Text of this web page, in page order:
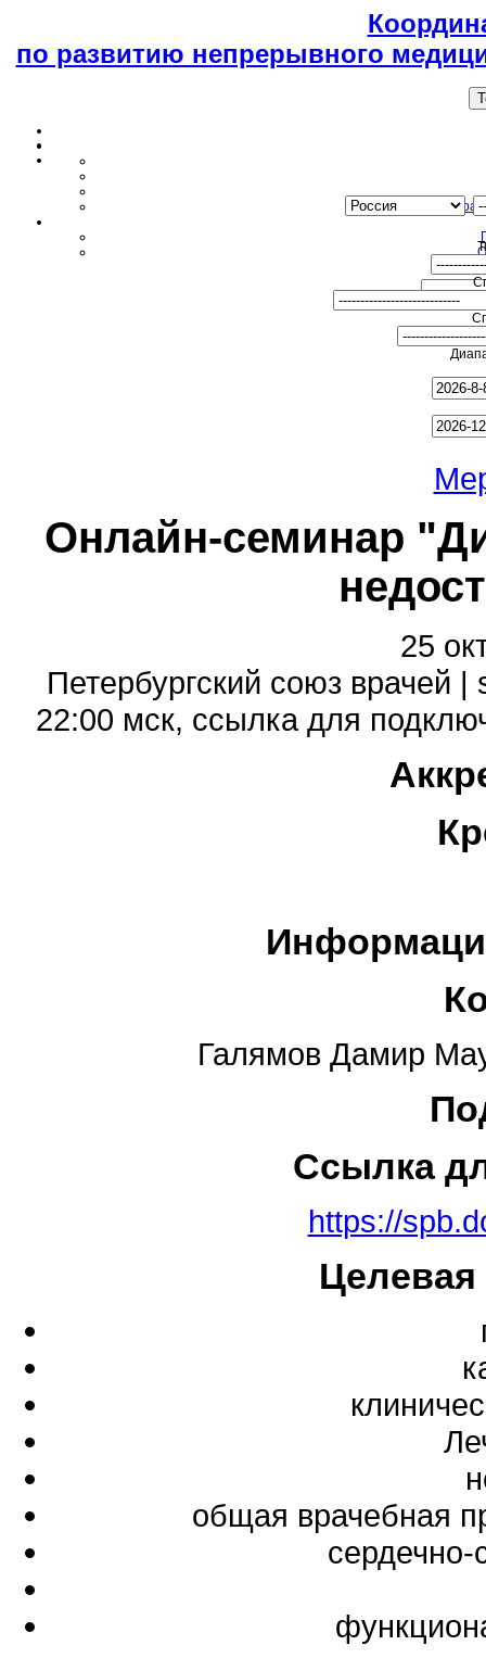
по развитию непрерывного
Онлайн-семинар
25
Петербургский союз врачей
22:00 мск, cсылка для
Галямов Дамир
Ссылка
https://
общая врачебная
сердечно-